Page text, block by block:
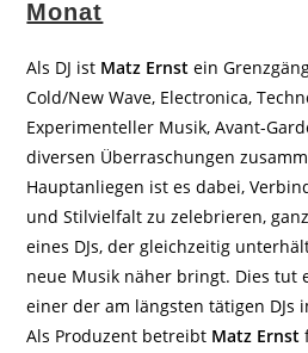
Monat
Als DJ ist Matz Ernst ein
Cold/New Wave, Electronica,
Experimenteller Musik, Avant-
diversen Überraschungen
Hauptanliegen ist es dabei,
und Stilvielfalt zu zelebrieren,
eines DJs, der gleichzeitig
neue Musik näher bringt. Dies tut
einer der am längsten tätigen DJs
Als Produzent betreibt Matz Ernst